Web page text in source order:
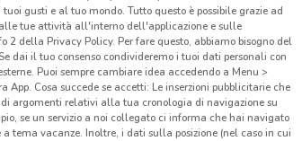
gusti e al tuo mondo. Tutto questo è possibile grazie ad
tue attività all'interno dell'applicazione e sulle
della Privacy Policy. Per fare questo, abbiamo bisogno del
dai il tuo consenso condivideremo i tuoi dati personali con
Puoi sempre cambiare idea accedendo a Menu >
App. Cosa succede se accetti: Le inserzioni pubblicitarie che
argomenti relativi alla tua cronologia di navigazione su
se un servizio a noi collegato ci informa che hai navigato
tema vacanze. Inoltre, i dati sulla posizione (nel caso in cui